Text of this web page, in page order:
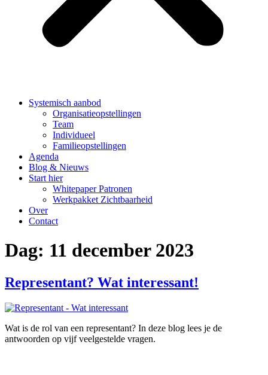
Systemisch aanbod
Organisatieopstellingen
Team
Individueel
Familieopstellingen
Agenda
Blog & Nieuws
Start hier
Whitepaper Patronen
Werkpakket Zichtbaarheid
Over
Contact
Dag: 11 december 2023
Representant? Wat interessant!
Wat is de rol van een representant? In deze blog lees je de
antwoorden op vijf veelgestelde vragen.